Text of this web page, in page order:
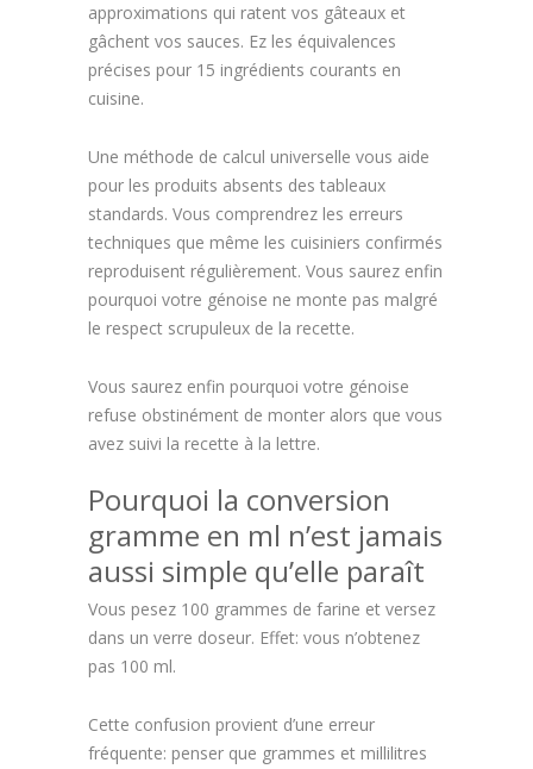
approximations qui ratent vos gâteaux et
gâchent vos sauces. Ez les équivalences
précises pour 15 ingrédients courants en
cuisine.
Une méthode de calcul universelle vous aide
pour les produits absents des tableaux
standards. Vous comprendrez les erreurs
techniques que même les cuisiniers confirmés
reproduisent régulièrement. Vous saurez enfin
pourquoi votre génoise ne monte pas malgré
le respect scrupuleux de la recette.
Vous saurez enfin pourquoi votre génoise
refuse obstinément de monter alors que vous
avez suivi la recette à la lettre.
Pourquoi la conversion
gramme en ml n’est jamais
aussi simple qu’elle paraît
Vous pesez 100 grammes de farine et versez
dans un verre doseur. Effet: vous n’obtenez
pas 100 ml.
Cette confusion provient d’une erreur
fréquente: penser que grammes et millilitres